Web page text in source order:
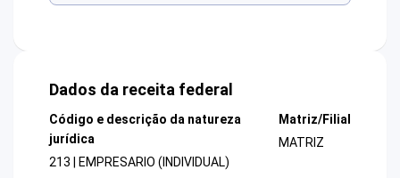
Dados da receita federal
Código e descrição da natureza
jurídica
213 | EMPRESARIO (INDIVIDUAL)
Matriz/Filial
MATRIZ